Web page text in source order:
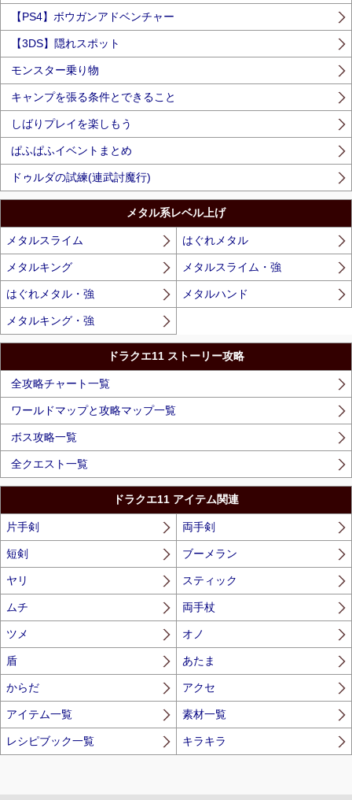
【PS4】ボウガンアドベンチャー
【3DS】隠れスポット
モンスター乗り物
キャンプを張る条件とできること
しばりプレイを楽しもう
ぱふぱふイベントまとめ
ドゥルダの試練(連武討魔行)
メタル系レベル上げ
メタルスライム はぐれメタル
メタルキング メタルスライム・強
はぐれメタル・強 メタルハンド
メタルキング・強
ドラクエ11 ストーリー攻略
全攻略チャート一覧
ワールドマップと攻略マップ一覧
ボス攻略一覧
全クエスト一覧
ドラクエ11 アイテム関連
片手剣 両手剣
短剣 ブーメラン
ヤリ スティック
ムチ 両手杖
ツメ オノ
盾 あたま
からだ アクセ
アイテム一覧 素材一覧
レシピブック一覧 キラキラ